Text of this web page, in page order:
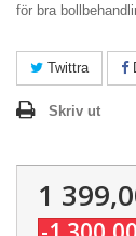
för bra
Twittra
Skriv ut
1